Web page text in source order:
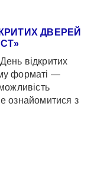
ДВЕРЕЙ
відкритих
форматі —
ознайомитися з